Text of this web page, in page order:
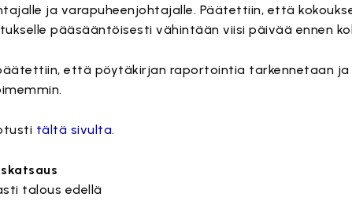
ja varapuheenjohtajalle. Päätettiin, että
pääsääntöisesti vähintään viisi päivää ennen
että pöytäkirjan raportointia tarkennetaan ja
tältä sivulta.
talous edellä